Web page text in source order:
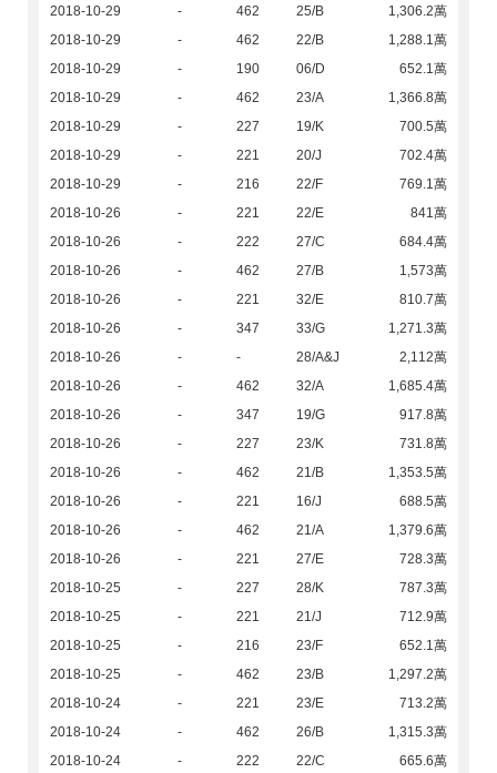
2018-10-29
- 462 25/B
1,306.2萬
2018-10-29
- 462 22/B
1,288.1萬
2018-10-29
- 190 06/D
652.1萬
2018-10-29
- 462 23/A
1,366.8萬
2018-10-29
- 227 19/K
700.5萬
2018-10-29
- 221 20/J
702.4萬
2018-10-29
- 216 22/F
769.1萬
2018-10-26
- 221 22/E
841萬
2018-10-26
- 222 27/C
684.4萬
2018-10-26
- 462 27/B
1,573萬
2018-10-26
- 221 32/E
810.7萬
2018-10-26
- 347 33/G
1,271.3萬
2018-10-26
- - 28/A&J
2,112萬
2018-10-26
- 462 32/A
1,685.4萬
2018-10-26
- 347 19/G
917.8萬
2018-10-26
- 227 23/K
731.8萬
2018-10-26
- 462 21/B
1,353.5萬
2018-10-26
- 221 16/J
688.5萬
2018-10-26
- 462 21/A
1,379.6萬
2018-10-26
- 221 27/E
728.3萬
2018-10-25
- 227 28/K
787.3萬
2018-10-25
- 221 21/J
712.9萬
2018-10-25
- 216 23/F
652.1萬
2018-10-25
- 462 23/B
1,297.2萬
2018-10-24
- 221 23/E
713.2萬
2018-10-24
- 462 26/B
1,315.3萬
2018-10-24
- 222 22/C
665.6萬